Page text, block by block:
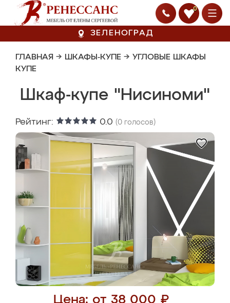
0
ЗЕЛЕНОГРАД
ГЛАВНАЯ → ШКАФЫ-КУПЕ → УГЛОВЫЕ ШКАФЫ
КУПЕ
Шкаф-купе "Нисиноми"
Рейтинг: 0.0 (0 голосов)
Цена: от 38 000 ₽